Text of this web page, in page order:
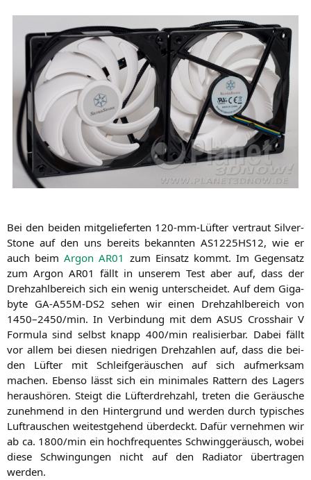
Bei den bei­den mit­ge­lie­fer­ten 120-mm-Lüf­ter ver­traut Sil­ver­
Stone auf den uns bereits bekann­tenAS1225HS12, wie er
auch beimArgonAR01 zum Ein­satz kommt. Im Gegen­satz
zum Argon AR01 fällt in unse­rem Test aber auf, dass der
Dreh­zahl­be­reich sich ein wenig unter­schei­det. Auf dem Giga­
byte GA-A55M-DS2 sehen wir einen Dreh­zahl­be­reich von
1450–2450/min. In Ver­bin­dung mit demASUS Cross­hair V
For­mu­la sind selbst knapp 400/min rea­li­sier­bar. Dabei fällt
vor allem bei die­sen nied­ri­gen Dreh­zah­len auf, dass die bei­
den Lüf­ter mit Schleif­ge­räu­schen auf sich auf­merk­sam
machen. Eben­so lässt sich ein mini­ma­les Rat­tern des Lagers
her­aus­hö­ren. Steigt die Lüf­ter­dreh­zahl, tre­ten die Geräu­sche
zuneh­mend in den Hin­ter­grund und wer­den durch typi­sches
Luft­rau­schen wei­test­ge­hend über­deckt. Dafür ver­neh­men wir
ab ca. 1800/min ein hoch­fre­quen­tes Schwing­ge­räusch, wobei
die­se Schwin­gun­gen nicht auf den Radia­tor über­tra­gen
werden.